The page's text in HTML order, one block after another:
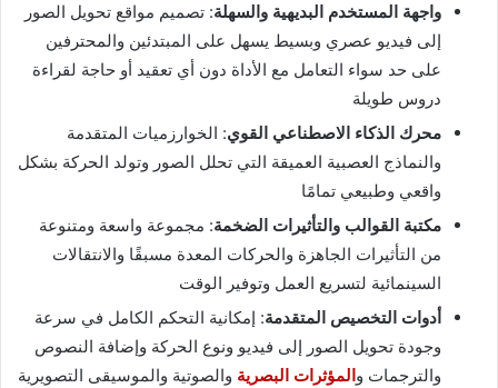
واجهة المستخدم البديهية والسهلة: تصميم مواقع تحويل الصور
إلى فيديو عصري وبسيط يسهل على المبتدئين والمحترفين
على حد سواء التعامل مع الأداة دون أي تعقيد أو حاجة لقراءة
دروس طويلة
محرك الذكاء الاصطناعي القوي: الخوارزميات المتقدمة
والنماذج العصبية العميقة التي تحلل الصور وتولد الحركة بشكل
واقعي وطبيعي تمامًا
مكتبة القوالب والتأثيرات الضخمة: مجموعة واسعة ومتنوعة
من التأثيرات الجاهزة والحركات المعدة مسبقًا والانتقالات
السينمائية لتسريع العمل وتوفير الوقت
أدوات التخصيص المتقدمة: إمكانية التحكم الكامل في سرعة
وجودة تحويل الصور إلى فيديو ونوع الحركة وإضافة النصوص
والترجمات و المؤثرات البصرية والصوتية والموسيقى التصويرية